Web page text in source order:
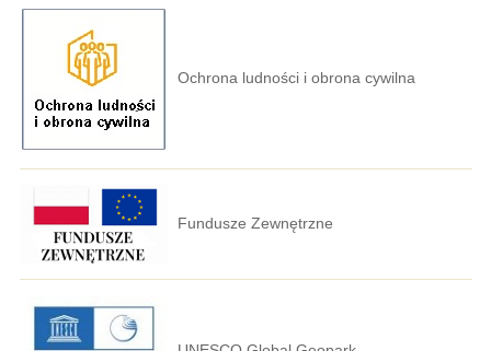
Ochrona ludności i obrona cywilna
Fundusze Zewnętrzne